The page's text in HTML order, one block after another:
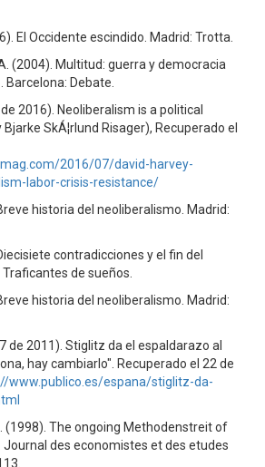
El Occidente escindido. Madrid: Trotta.
A. (2004). Multitud: guerra y democracia
Barcelona: Debate.
de 2016). Neoliberalism is a political
SkÁ¦rlund Risager), Recuperado el
2016/07/david-harvey-
labor-crisis-resistance/
historia del neoliberalismo. Madrid:
contradicciones y el fin del
de sueños.
historia del neoliberalismo. Madrid:
7 de 2011). Stiglitz da el espaldarazo al
hay cambiarlo". Recuperado el 22 de
www.publico.es/espana/stiglitz-da-
(1998). The ongoing Methodenstreit of
des economistes et des etudes